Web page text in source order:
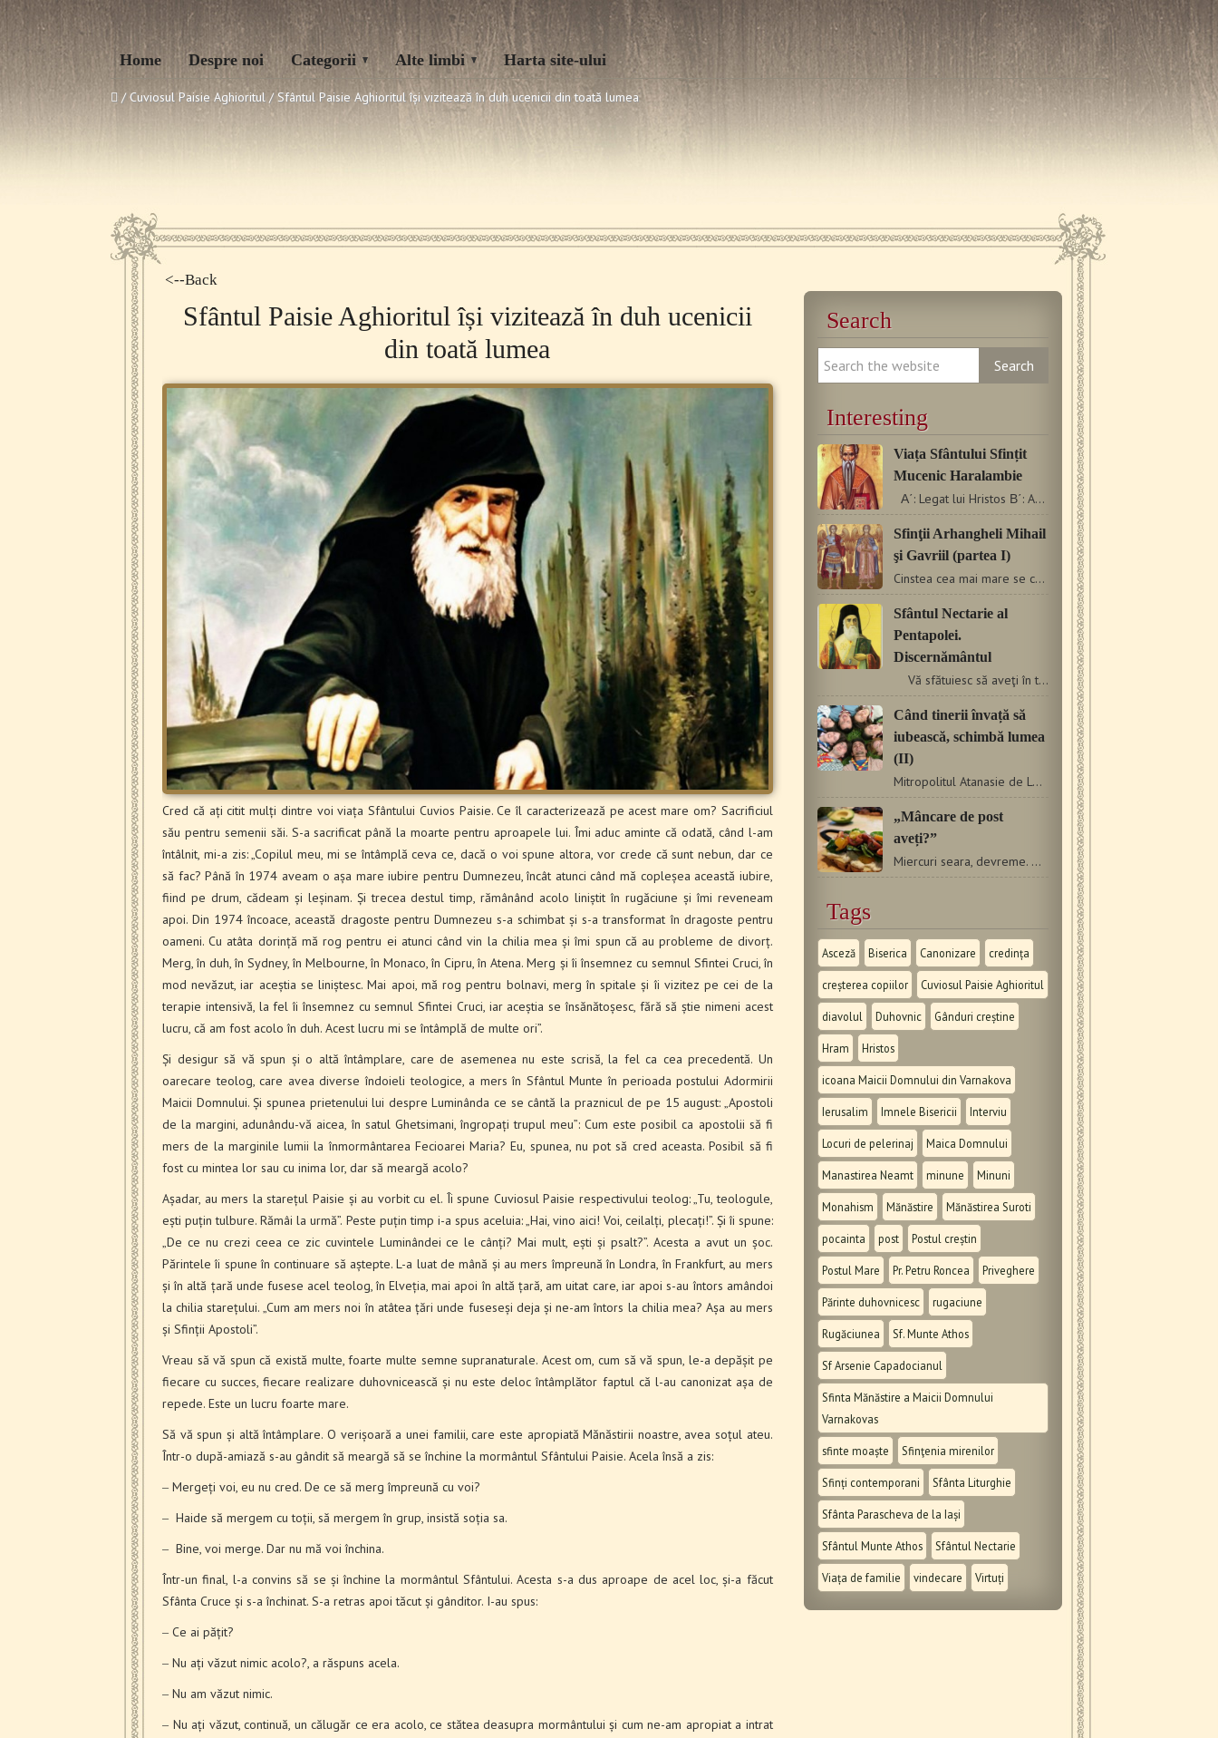
Home Despre noi Categorii Alte limbi Harta site-ului
/ Cuviosul Paisie Aghioritul /Sfântul Paisie Aghioritul își vizitează în duh ucenicii din toată lumea
<--Back
Sfântul Paisie Aghioritul își vizitează în duh ucenicii
din toată lumea
Cred că ați citit mulți dintre voi viața Sfântului Cuvios Paisie. Ce îl caracterizează pe acest mare om? Sacrificiul
său pentru semenii săi. S-a sacrificat până la moarte pentru aproapele lui. Îmi aduc aminte că odată, când l-am
întâlnit, mi-a zis: „Copilul meu, mi se întâmplă ceva ce, dacă o voi spune altora, vor crede că sunt nebun, dar ce
să fac? Până în 1974 aveam o așa mare iubire pentru Dumnezeu, încât atunci când mă copleșea această iubire,
fiind pe drum, cădeam și leșinam. Și trecea destul timp, rămânând acolo liniștit în rugăciune și îmi reveneam
apoi. Din 1974 încoace, această dragoste pentru Dumnezeu s-a schimbat și s-a transformat în dragoste pentru
oameni. Cu atâta dorință mă rog pentru ei atunci când vin la chilia mea și îmi spun că au probleme de divorț.
Merg, în duh, în Sydney, în Melbourne, în Monaco, în Cipru, în Atena. Merg și îi însemnez cu semnul Sfintei Cruci, în
mod nevăzut, iar aceștia se liniștesc. Mai apoi, mă rog pentru bolnavi, merg în spitale și îi vizitez pe cei de la
terapie intensivă, la fel îi însemnez cu semnul Sfintei Cruci, iar aceștia se însănătoșesc, fără să știe nimeni acest
lucru, că am fost acolo în duh. Acest lucru mi se întâmplă de multe ori”.
Și desigur să vă spun și o altă întâmplare, care de asemenea nu este scrisă, la fel ca cea precedentă. Un
oarecare teolog, care avea diverse îndoieli teologice, a mers în Sfântul Munte în perioada postului Adormirii
Maicii Domnului. Și spunea prietenului lui despre Luminânda ce se cântă la praznicul de pe 15 august: „Apostoli
de la margini, adunându-vă aicea, în satul Ghetsimani, îngropați trupul meu”: Cum este posibil ca apostolii să fi
mers de la marginile lumii la înmormântarea Fecioarei Maria? Eu, spunea, nu pot să cred aceasta. Posibil să fi
fost cu mintea lor sau cu inima lor, dar să meargă acolo?
Așadar, au mers la starețul Paisie și au vorbit cu el. Îi spune Cuviosul Paisie respectivului teolog: „Tu, teologule,
ești puțin tulbure. Rămâi la urmă”. Peste puțin timp i-a spus aceluia: „Hai, vino aici! Voi, ceilalți, plecați!”. Și îi spune:
„De ce nu crezi ceea ce zic cuvintele Luminândei ce le cânți? Mai mult, ești și psalt?”. Acesta a avut un șoc.
Părintele îi spune în continuare să aștepte. L-a luat de mână și au mers împreună în Londra, în Frankfurt, au mers
și în altă țară unde fusese acel teolog, în Elveția, mai apoi în altă țară, am uitat care, iar apoi s-au întors amândoi
la chilia starețului. „Cum am mers noi în atâtea țări unde fuseseși deja și ne-am întors la chilia mea? Așa au mers
și Sfinții Apostoli”.
Vreau să vă spun că există multe, foarte multe semne supranaturale. Acest om, cum să vă spun, le-a depășit pe
fiecare cu succes, fiecare realizare duhovnicească și nu este deloc întâmplător faptul că l-au canonizat așa de
repede. Este un lucru foarte mare.
Să vă spun și altă întâmplare. O verișoară a unei familii, care este apropiată Mănăstirii noastre, avea soțul ateu.
Într-o după-amiază s-au gândit să meargă să se închine la mormântul Sfântului Paisie. Acela însă a zis:
‒ Mergeți voi, eu nu cred. De ce să merg împreună cu voi?
‒ Haide să mergem cu toții, să mergem în grup, insistă soția sa.
‒ Bine, voi merge. Dar nu mă voi închina.
Într-un final, l-a convins să se și închine la mormântul Sfântului. Acesta s-a dus aproape de acel loc, și-a făcut
Sfânta Cruce și s-a închinat. S-a retras apoi tăcut și gânditor. I-au spus:
‒ Ce ai pățit?
‒ Nu ați văzut nimic acolo?, a răspuns acela.
‒ Nu am văzut nimic.
‒ Nu ați văzut, continuă, un călugăr ce era acolo, ce stătea deasupra mormântului și cum ne-am apropiat a intrat
Search
Interesting
Viața Sfântului Sfințit
Mucenic Haralambie
Α΄: Legat lui Hristos Β΄: Acum îmi încep ucenicia…
Sfinţii Arhangheli Mihail
şi Gavriil (partea I)
Cinstea cea mai mare se cuvine doar lui Dumnezeu. A da făpturii…
Sfântul Nectarie al
Pentapolei.
Discernământul
Vă sfătuiesc să aveţi în toate discer­nământ…
Când tinerii învață să
iubească, schimbă lumea
(II)
Mitropolitul Atanasie de Lemesol De multe ori nu putem să înțelegem…
„Mâncare de post
aveți?”
Miercuri seara, devreme. După o îndelungată discuție pe…
Tags
Asceză Biserica Canonizare credința
creșterea copiilor Cuviosul Paisie Aghioritul
diavolul Duhovnic Gânduri creștine
Hram Hristos
icoana Maicii Domnului din Varnakova
Ierusalim Imnele Bisericii Interviu
Locuri de pelerinaj Maica Domnului
Manastirea Neamt minune Minuni
Monahism Mănăstire Mănăstirea Suroti
pocainta post Postul creștin
Postul Mare Pr. Petru Roncea Priveghere
Părinte duhovnicesc rugaciune
Rugăciunea Sf. Munte Athos
Sf Arsenie Capadocianul
Sfinta Mănăstire a Maicii Domnului
Varnakovas
sfinte moaște Sfinţenia mirenilor
Sfinți contemporani Sfânta Liturghie
Sfânta Parascheva de la Iași
Sfântul Munte Athos Sfântul Nectarie
Viața de familie vindecare Virtuți